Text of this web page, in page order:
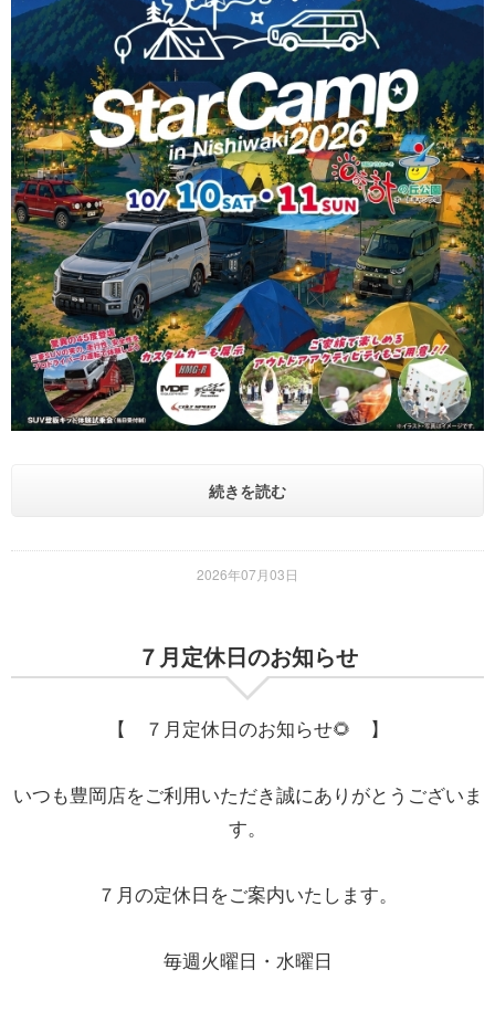
続きを読む
2026年07月03日
７月定休日のお知らせ
【 ７月定休日のお知らせ🌻 】
いつも豊岡店をご利用いただき誠にありがとうございま
す。
７月の定休日をご案内いたします。
毎週火曜日・水曜日